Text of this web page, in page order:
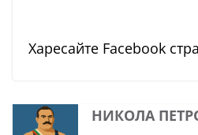
Харесайте Facebook
НИКОЛА